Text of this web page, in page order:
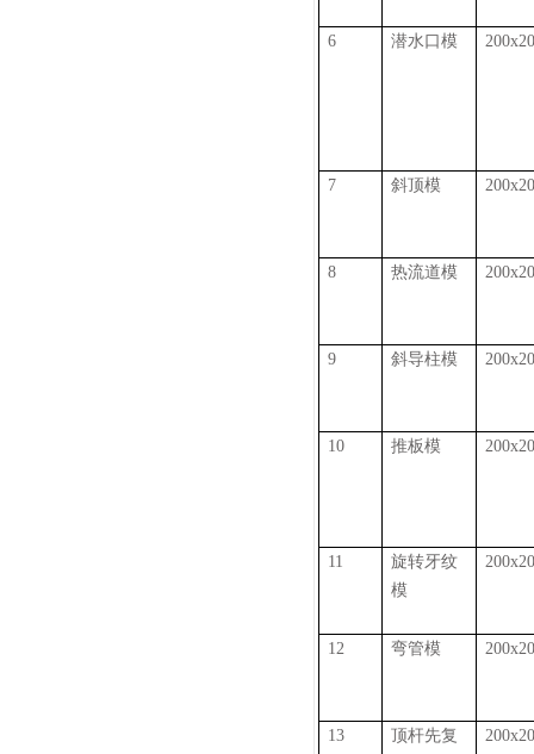
6 潜水口模
7 斜顶模
8 热流道模
9 斜导柱模
10 推板模
11
旋转牙纹
模
12 弯管模
13
顶杆先复